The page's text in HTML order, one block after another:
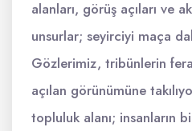
alanları, görüş açıları ve
unsurlar; seyirciyi maça
Gözlerimiz, tribünlerin
açılan görünümüne
topluluk alanı; insanların